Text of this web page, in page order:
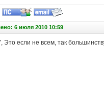
6 июля 2010 10:59
, Это если не всем, так